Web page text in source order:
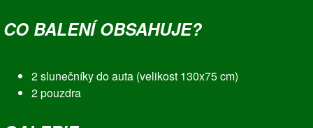
CO BALENÍ OBSAHUJE?
2 slunečníky do auta (velikost 130x75 cm)
2 pouzdra